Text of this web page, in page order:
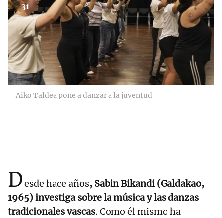
31
Aiko Taldea pone a danzar a la juventud
Desde hace años, Sabin Bikandi (Galdakao,
1965) investiga sobre la música y las danzas
tradicionales vascas. Como él mismo ha